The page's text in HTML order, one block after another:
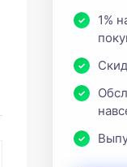
1%